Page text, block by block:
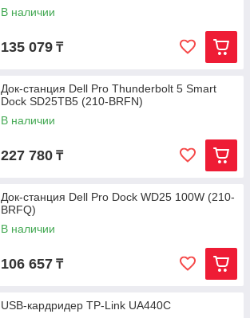
В наличии
135 079 ₸
Док-станция Dell Pro Thunderbolt 5 Smart
Dock SD25TB5 (210-BRFN)
В наличии
227 780 ₸
Док-станция Dell Pro Dock WD25 100W (210-
BRFQ)
В наличии
106 657 ₸
USB-кардридер TP-Link UA440C